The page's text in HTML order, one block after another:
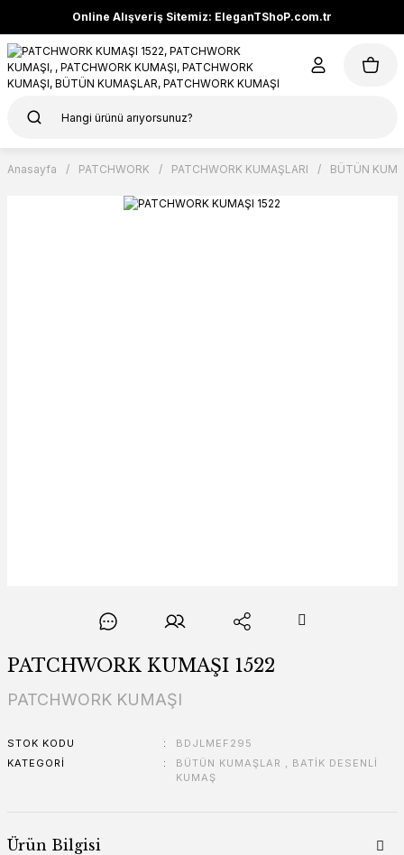
Online Alışveriş Sitemiz: EleganTShoP.com.tr
Anasayfa PATCHWORK PATCHWORK KUMAŞLARI BÜTÜN
PATCHWORK KUMAŞI 1522
PATCHWORK KUMAŞI
STOK KODU
BDJLMEF295
KATEGORI
BÜTÜN KUMAŞLAR , BATİK DESENLİ
KUMAŞ
Ürün Bilgisi